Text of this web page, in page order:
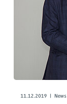
11.12.2019 | News